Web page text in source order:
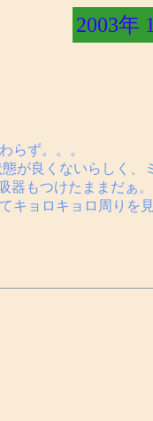
2003年
らず。。。
が良くないらしく
器もつけたままだぁ。
キョロキョロ周りを